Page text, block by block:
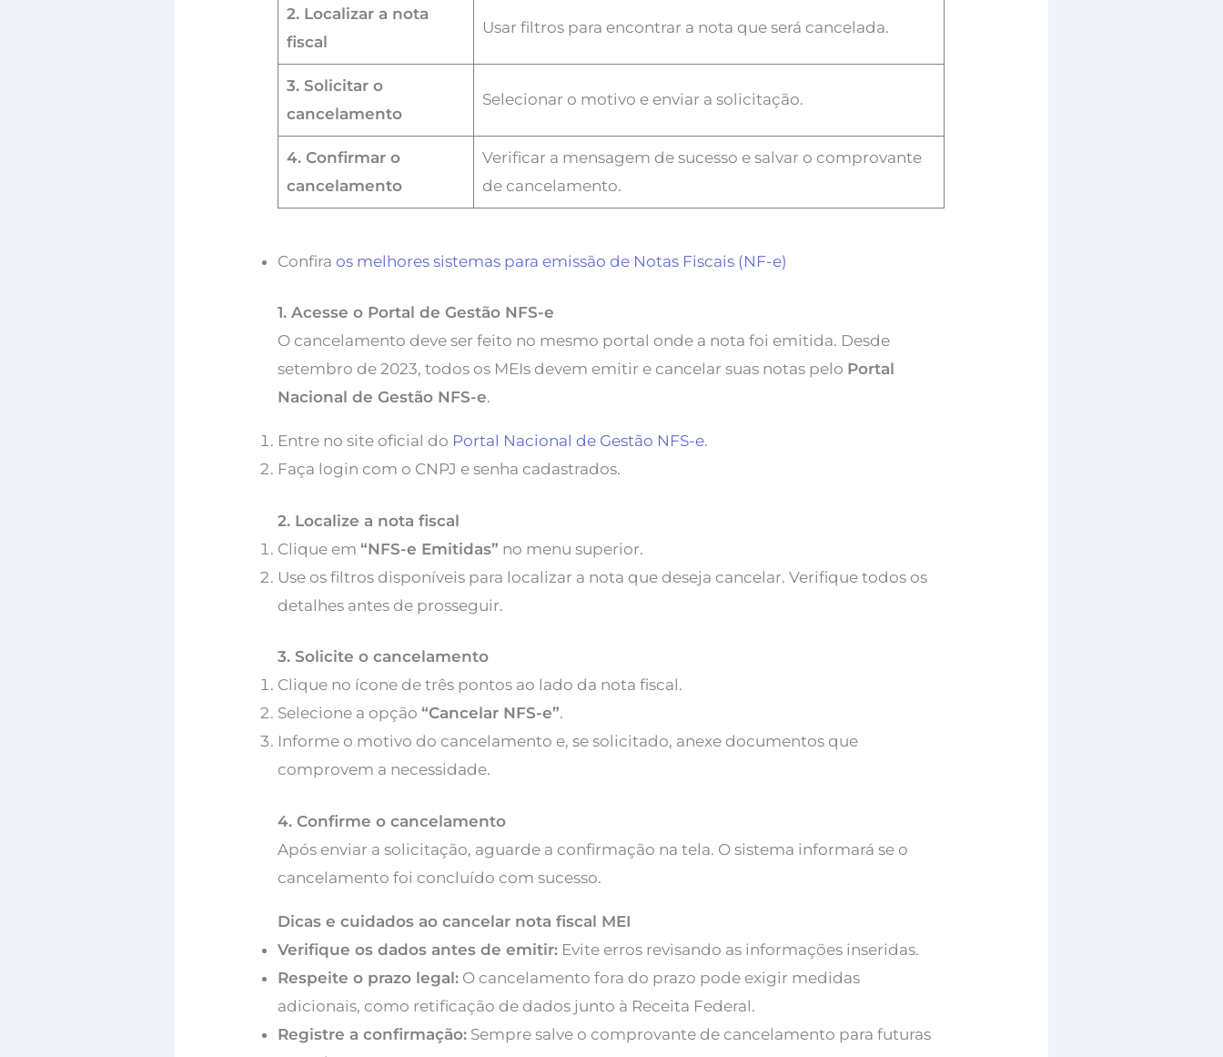
2. Localizar a nota
fiscal
Usar filtros para encontrar a nota que será cancelada.
3. Solicitar o
cancelamento
Selecionar o motivo e enviar a solicitação.
4. Confirmar o
cancelamento
Verificar a mensagem de sucesso e salvar o comprovante
de cancelamento.
Confiraos melhores sistemas para emissão de Notas Fiscais (NF-e)
1. Acesse o Portal de Gestão NFS-e
O cancelamento deve ser feito no mesmo portal onde a nota foi emitida. Desde
setembro de 2023, todos os MEIs devem emitir e cancelar suas notas pelo Portal
Nacional de Gestão NFS-e.
Entre no site oficial do Portal Nacional de Gestão NFS-e.
Faça login com o CNPJ e senha cadastrados.
2. Localize a nota fiscal
Clique em“NFS-e Emitidas” no menu superior.
Use os filtros disponíveis para localizar a nota que deseja cancelar. Verifique todos os
detalhes antes de prosseguir.
3. Solicite o cancelamento
Clique no ícone de três pontos ao lado da nota fiscal.
Selecione a opção“Cancelar NFS-e”.
Informe o motivo do cancelamento e, se solicitado, anexe documentos que
comprovem a necessidade.
4. Confirme o cancelamento
Após enviar a solicitação, aguarde a confirmação na tela. O sistema informará se o
cancelamento foi concluído com sucesso.
Dicas e cuidados ao cancelar nota fiscal MEI
Verifique os dados antes de emitir: Evite erros revisando as informações inseridas.
Respeite o prazo legal: O cancelamento fora do prazo pode exigir medidas
adicionais, como retificação de dados junto à Receita Federal.
Registre a confirmação: Sempre salve o comprovante de cancelamento para futuras